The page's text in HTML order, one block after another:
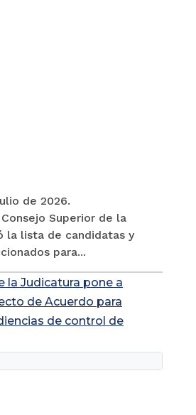
de 2026.
Superior de la
la lista de candidatas y
para...
la Judicatura pone a
de Acuerdo para
de control de